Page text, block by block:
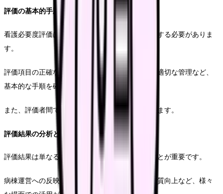
評価の基本的手順
看護必要度評価は、客観的な基準に基づいて実施する必要がありま
す。
評価項目の正確な理解、評価時期の遵守、記録の適切な管理など、
基本的な手順を確実に実施することが重要です。
また、評価者間での判断基準の統一も必要となります。
評価結果の分析と活用
評価結果は単なる記録に留めず、活用していくことが重要です。
病棟運営への反映、看護体制の検討、患者ケアの質向上など、様々